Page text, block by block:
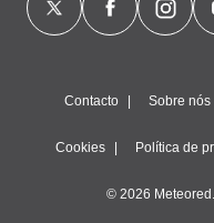
Contacto Sobre nós
Cookies Política de
© 2026